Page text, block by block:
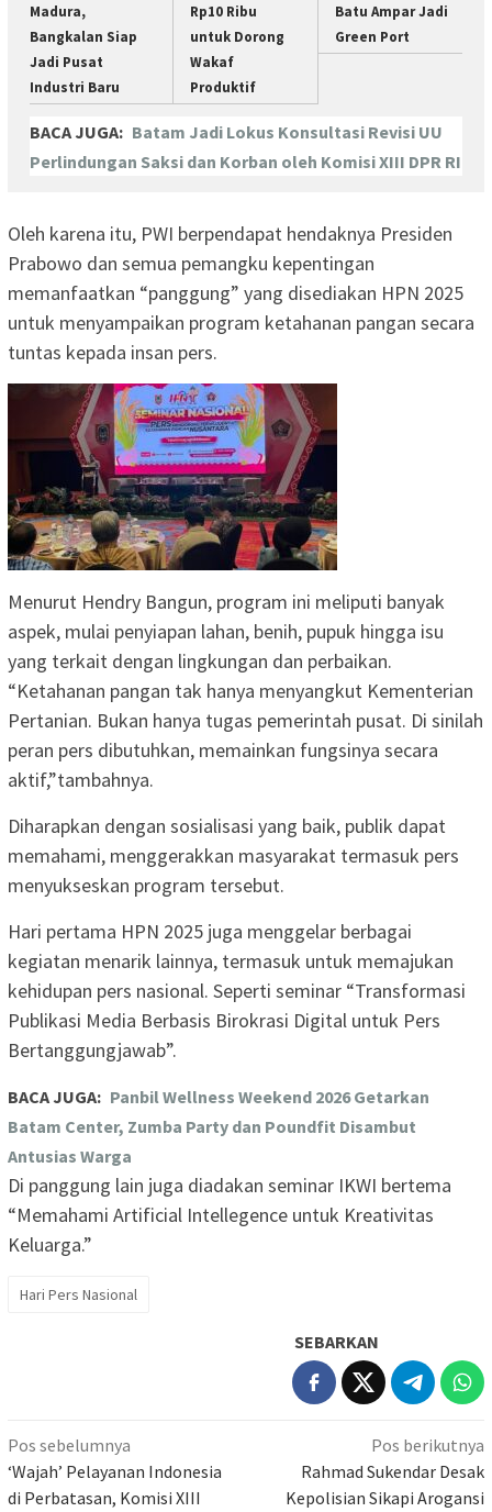
Madura,
Bangkalan Siap
Jadi Pusat
Industri Baru
Rp10 Ribu
untuk Dorong
Wakaf
Produktif
Batu Ampar Jadi
Green Port
BACA JUGA: Batam Jadi Lokus Konsultasi Revisi UU
Perlindungan Saksi dan Korban oleh Komisi XIII DPR RI
Oleh karena itu, PWI berpendapat hendaknya Presiden
Prabowo dan semua pemangku kepentingan
memanfaatkan “panggung” yang disediakan HPN 2025
untuk menyampaikan program ketahanan pangan secara
tuntas kepada insan pers.
Menurut Hendry Bangun, program ini meliputi banyak
aspek, mulai penyiapan lahan, benih, pupuk hingga isu
yang terkait dengan lingkungan dan perbaikan.
“Ketahanan pangan tak hanya menyangkut Kementerian
Pertanian. Bukan hanya tugas pemerintah pusat. Di sinilah
peran pers dibutuhkan, memainkan fungsinya secara
aktif,”tambahnya.
Diharapkan dengan sosialisasi yang baik, publik dapat
memahami, menggerakkan masyarakat termasuk pers
menyukseskan program tersebut.
Hari pertama HPN 2025 juga menggelar berbagai
kegiatan menarik lainnya, termasuk untuk memajukan
kehidupan pers nasional. Seperti seminar “Transformasi
Publikasi Media Berbasis Birokrasi Digital untuk Pers
Bertanggungjawab”.
BACA JUGA: Panbil Wellness Weekend 2026 Getarkan
Batam Center, Zumba Party dan Poundfit Disambut
Antusias Warga
Di panggung lain juga diadakan seminar IKWI bertema
“Memahami Artificial Intellegence untuk Kreativitas
Keluarga.”
Hari Pers Nasional
SEBARKAN
Navigasi
pos
Pos sebelumnya
‘Wajah’ Pelayanan Indonesia
di Perbatasan, Komisi XIII
Pos berikutnya
Rahmad Sukendar Desak
Kepolisian Sikapi Arogansi